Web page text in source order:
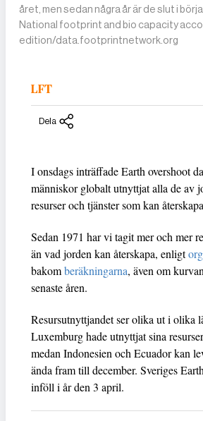
året, men sedan några år är de slut i
National footprint and bio capacity
edition/data.footprintnetwork.org
LFT
Dela
I onsdags inträffade Earth overshoot
människor globalt utnyttjat alla de av
resurser och tjänster som kan
Sedan 1971 har vi tagit mer och mer
än vad jorden kan återskapa, enligt
bakomberäkningarna, även om
senaste åren.
Resursutnyttjandet ser olika ut i olika
Luxemburg hade utnyttjat sina
medan Indonesien och Ecuador kan
ända fram till december. Sveriges
inföll i år den 3 april.